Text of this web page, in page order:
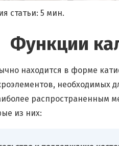
статьи: 5 мин.
Функции
находится в форме
необходимых
распространенным
из них: